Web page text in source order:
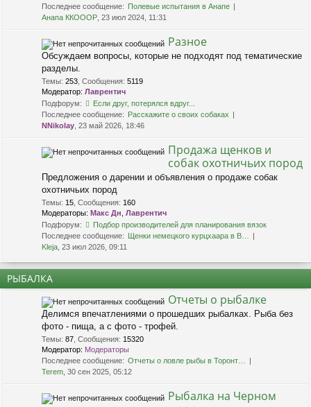
Последнее сообщение: Полевые испытания в Анапе
Анапа ККОООР , 23 июл 2024, 11:31
Разное
Обсуждаем вопросы, которые не подходят под тематические
разделы.
Темы: 253 Сообщения: 5119
Модератор: Лаврентич
Подфорум:
Если друг, потерялся вдруг...
Последнее сообщение: Расскажите о своих собаках
NNikolay , 23 май 2026, 18:46
Продажа щенков и
собак охотничьих пород
Предложения о дарении и объявления о продаже собак
охотничьих пород
Темы: 15 Сообщения: 160
Модераторы: Макс Дн Лаврентич
Подфорум:
Подбор производителей для планирования вязок
Последнее сообщение: Щенки немецкого курцхаара в В…
Kleja , 23 июл 2026, 09:11
РЫБАЛКА
Отчеты о рыбалке
Делимся впечатлениями о прошедших рыбалках. Рыба без
фото - пища, а с фото - трофей.
Темы: 87 Сообщения: 15320
Модератор: Модераторы
Последнее сообщение: Отчеты о ловле рыбы в Торонт…
Terem , 30 сен 2025, 05:12
Рыбалка на Черном